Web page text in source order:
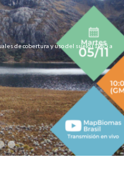
de cobertura y uso del suelo (1985 a